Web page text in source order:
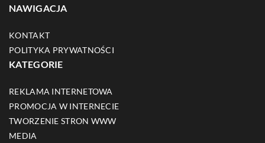
NAWIGACJA
KONTAKT
POLITYKA PRYWATNOŚCI
KATEGORIE
REKLAMA INTERNETOWA
PROMOCJA W INTERNECIE
TWORZENIE STRON WWW
MEDIA